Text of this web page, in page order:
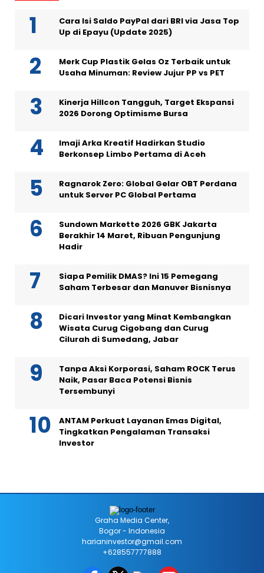
Cara Isi Saldo PayPal dari BRI via Jasa Top
Up di Epayu (Update 2025)
Merk Cup Plastik Gelas Oz Terbaik untuk
Usaha Minuman: Review Jujur PP vs PET
Kinerja Hillcon Tangguh, Target Ekspansi
2026 Dorong Optimisme Bursa
Imaji Arka Kreatif Hadirkan Studio
Berkonsep Limbo Pertama di Aceh
Ragnarok Zero: Global Gelar OBT Perdana
untuk Server PC Global Pertama
Sundown Markette 2026 GBK Jakarta
Berakhir 14 Maret, Ribuan Pengunjung
Hadir
Siapa Pemilik DMAS? Ini 15 Pemegang
Saham Terbesar dan Manuver Bisnisnya
Dicari Investor yang Minat Kembangkan
Wisata Curug Cigobang dan Curug
Cilurah di Sumedang, Jabar
Tanpa Aksi Korporasi, Saham ROCK Terus
Naik, Pasar Baca Potensi Bisnis
Tersembunyi
ANTAM Perkuat Layanan Emas Digital,
Tingkatkan Pengalaman Transaksi
Investor
Graha Media Center,
Bogor - Indonesia
harianinvestor@gmail.com
+628557777888